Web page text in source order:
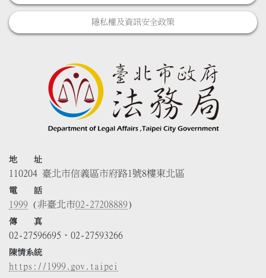
隱私權及資訊安全政策
地 址
110204 臺北市信義區市府路1號8樓東北區
電 話
1999 (非臺北市02-27208889)
傳 真
02-27596695、02-27593266
陳情系統
https://1999.gov.taipei